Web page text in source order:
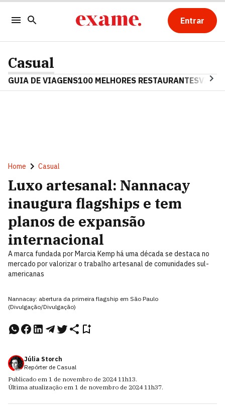
Entrar
Casual
GUIA DE VIAGENS100 MELHORES RESTAURANTES
Home Casual
Luxo artesanal: Nannacay
inaugura flagships e tem
planos de expansão
internacional
A marca fundada por Marcia Kemp há uma década se destaca no
mercado por valorizar o trabalho artesanal de comunidades sul-
americanas
Nannacay: abertura da primeira flagship em São Paulo
(Divulgação/Divulgação)
Júlia Storch
Repórter de Casual
Publicado em 1 de novembro de 2024 11h13.
Última atualização em 1 de novembro de 2024 11h37.